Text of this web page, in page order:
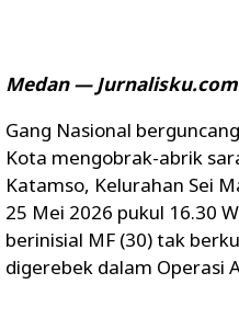
Medan — Jurnalisku.com
Gang Nasional
Kota mengobrak-abrik
Katamso, Kelurahan Sei
25 Mei 2026 pukul 16.30
berinisial MF (30) tak
digerebek dalam Operasi